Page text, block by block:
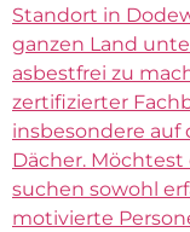
Standort in
ganzen Land
asbestfrei zu
zertifizierter
insbesondere auf
Dächer.
suchen sowohl
motivierte